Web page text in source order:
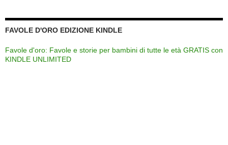
19,00 €.15,00 €.
FAVOLE D'ORO EDIZIONE KINDLE
Favole d'oro: Favole e storie per bambini di tutte le età GRATIS con
KINDLE UNLIMITED